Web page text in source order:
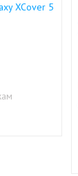
XCover 5